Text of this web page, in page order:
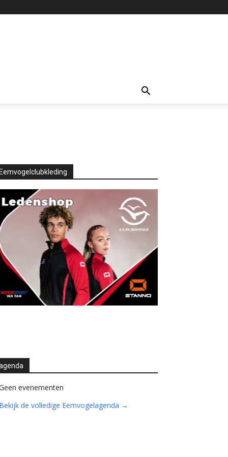
Eemvogelclubkleding
evenementen
Bekijk de volledige Eemvogelagenda →